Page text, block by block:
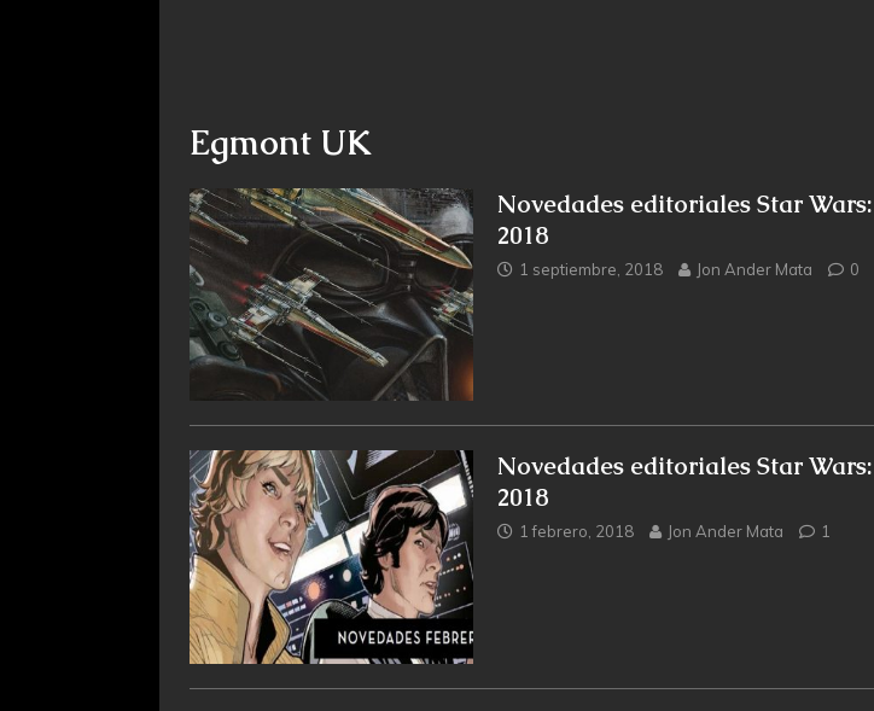
Egmont UK
Novedades editoriales Star
2018
1 septiembre, 2018 Jon Ander Mata 0
Novedades editoriales Star
2018
1 febrero, 2018 Jon Ander Mata 1